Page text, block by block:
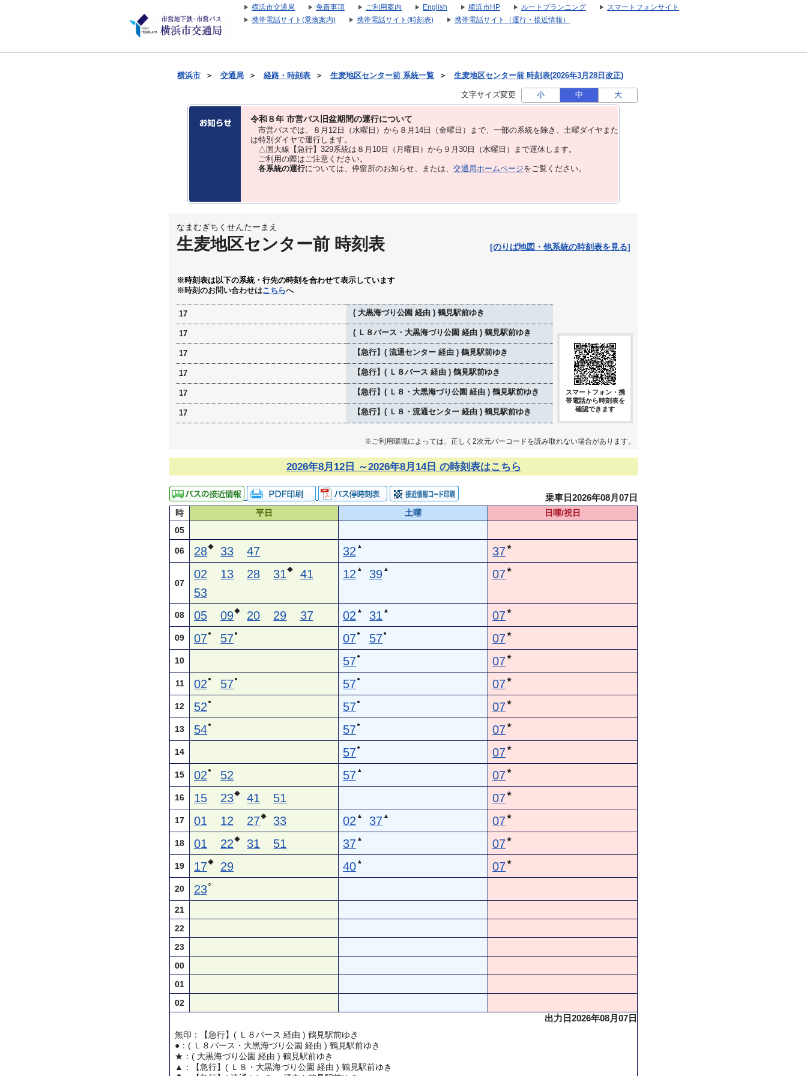
横浜市交通局 免責事項 ご利用案内 English 横浜市HP ルートプランニング
スマートフォンサイト
携帯電話サイト(乗換案内)
携帯電話サイト(時刻表) 携帯電話サイト（運行・接近情報）
横浜市 ＞ 交通局 ＞ 経路・時刻表 ＞ 生麦地区センター前 系統一覧 ＞ 生麦地区センター前 時刻表(2026年3月28日改正)
文字サイズ変更 小 中 大
令和８年 市営バス旧盆期間の運行について
市営バスでは、８⽉12⽇（水曜日）から８⽉14⽇（金曜日）まで、⼀部の系統を除き、⼟曜ダイヤまた
は特別ダイヤで運⾏します。
△国大線【急行】329系統は８月10日（月曜日）から９月30日（水曜日）まで運休します。
ご利用の際はご注意ください。
各系統の運行については、停留所のお知らせ、または、 交通局ホームページをご覧ください。
なまむぎちくせんたーまえ
生麦地区センター前 時刻表 [のりば地図・他系統の時刻表を見る]
※時刻表は以下の系統・行先の時刻を合わせて表示しています
※時刻のお問い合わせはこちらへ
17 ( 大黒海づり公園 経由 ) 鶴見駅前ゆき
17 ( Ｌ８バース・大黒海づり公園 経由 ) 鶴見駅前ゆき
17 【急行】( 流通センター 経由 ) 鶴見駅前ゆき
17 【急行】( Ｌ８バース 経由 ) 鶴見駅前ゆき
17 【急行】( Ｌ８・大黒海づり公園 経由 ) 鶴見駅前ゆき
17 【急行】( Ｌ８・流通センター 経由 ) 鶴見駅前ゆき
スマートフォン・携
帯電話から時刻表を
確認できます
※ご利用環境によっては、正しく2次元バーコードを読み取れない場合があります。
2026年8月12日 ～2026年8月14日 の時刻表はこちら
乗車日2026年08月07日
時 平日 土曜
日曜/祝日
05
06 28◆ 33 47 32 ▲ 37★
07
02 13 28 31 ◆
41
53
12 ▲ 39 ▲ 07★
08 05 09◆ 20 29 37 02 ▲ 31 ▲ 07★
09 07● 57● 07● 57● 07★
10 57● 07★
11 02 ● 57● 57● 07★
12 52 ● 57● 07★
13 54● 57● 07★
14 57● 07★
15 02 ● 52 57 ▲ 07★
16 15 23◆ 41 51 07★
17 01 12 27◆ 33 02 ▲ 37 ▲ 07★
18 01 22◆ 31 51 37 ▲ 07★
19 17◆ 29 40 ▲ 07★
20 23○
21
22
23
00
01
02
出力日2026年08月07日
無印：【急行】( Ｌ８バース 経由 ) 鶴見駅前ゆき
●：( Ｌ８バース・大黒海づり公園 経由 ) 鶴見駅前ゆき
★：( 大黒海づり公園 経由 ) 鶴見駅前ゆき
▲：【急行】( Ｌ８・大黒海づり公園 経由 ) 鶴見駅前ゆき